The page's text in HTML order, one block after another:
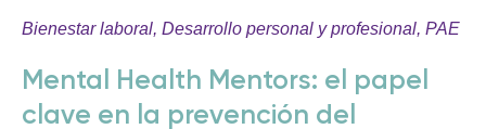
Bienestar laboral, Desarrollo personal y profesional, PAE
Mental Health Mentors: el papel
clave en la prevención del